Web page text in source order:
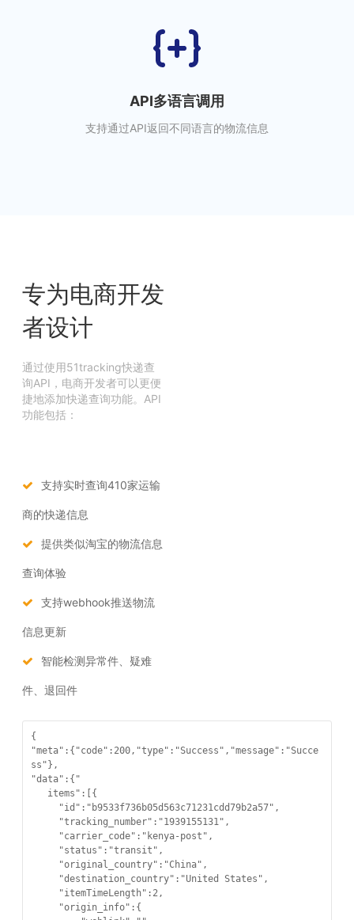
API多语言调用
支持通过API返回不同语言的物流信息
专为电商开发
者设计
通过使用51tracking快递查
询API，电商开发者可以更便
捷地添加快递查询功能。API
功能包括：
支持实时查询410家运输
商的快递信息
提供类似淘宝的物流信息
查询体验
支持webhook推送物流
信息更新
智能检测异常件、疑难
件、退回件
{
"meta":{"code":200,"type":"Success","message":"Succe
ss"},
"data":{"